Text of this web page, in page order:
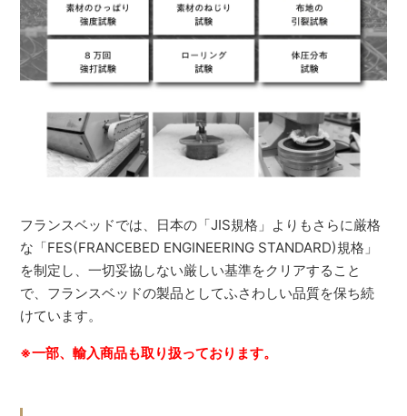
フランスベッドでは、日本の「JIS規格」よりもさらに厳格
な「FES(FRANCEBED ENGINEERING STANDARD)規格」
を制定し、一切妥協しない厳しい基準をクリアすること
で、フランスベッドの製品としてふさわしい品質を保ち続
けています。
※一部、輸入商品も取り扱っております。